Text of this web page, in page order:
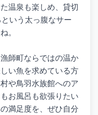
温泉も楽しめ、貸切
いう太っ腹なサー
。
師町ならではの温か
い魚を求めている方
や鳥羽水族館へのア
お風呂も欲張りたい
満足度を、ぜひ自分